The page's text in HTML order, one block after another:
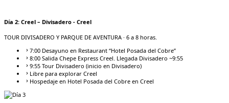
Día 2: Creel – Divisadero - Creel
TOUR DIVISADERO Y PARQUE DE AVENTURA · 6 a 8 horas.
7:00 Desayuno en Restaurant “Hotel Posada del Cobre”
8:00 Salida Chepe Express Creel. Llegada Divisadero ~9:55
9:55 Tour Divisadero (inicio en Divisadero)
Libre para explorar Creel
Hospedaje en Hotel Posada del Cobre en Creel